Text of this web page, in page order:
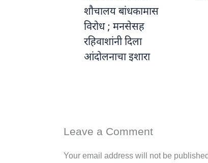
शौचालय बांधकामास
विरोध ; मनसेसह
रहिवाशांनी दिला
आंदोलनाचा इशारा
Leave a Comment
Your email address will not be